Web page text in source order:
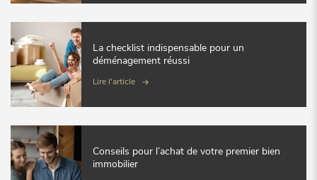
La checklist indispensable pour un
déménagement réussi
Lire l'article
Conseils pour l’achat de votre premier bien
immobilier